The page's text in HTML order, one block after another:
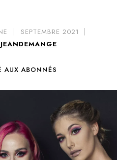
SEPTEMBRE 2021
AUX ABONNÉS